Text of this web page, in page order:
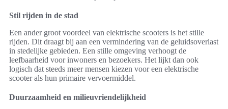
Stil rijden in de stad
Een ander groot voordeel van elektrische scooters is het stille
rijden. Dit draagt bij aan een vermindering van de geluidsoverlast
in stedelijke gebieden. Een stille omgeving verhoogt de
leefbaarheid voor inwoners en bezoekers. Het lijkt dan ook
logisch dat steeds meer mensen kiezen voor een elektrische
scooter als hun primaire vervoermiddel.
Duurzaamheid en milieuvriendelijkheid